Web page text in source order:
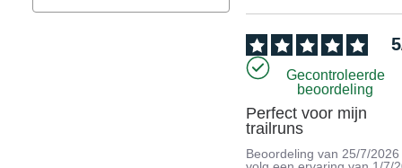
5
Gecontroleerde
beoordeling
Perfect voor mijn
trailruns
Beoordeling van25/7/2026